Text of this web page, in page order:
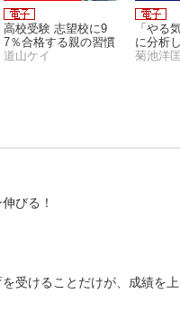
高校受験 志望校に9
7％合格する親の習慣
道山ケイ
「やる
に分析
小学生
菊池洋匡
びる！
受けることだけが、成績を上